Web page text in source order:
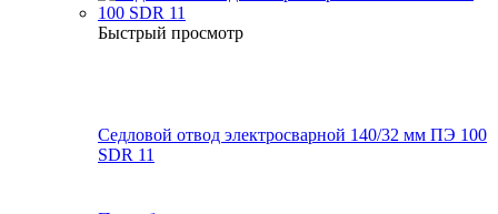
Быстрый просмотр
Седловой отвод электросварной 140/32 мм ПЭ 100
SDR 11